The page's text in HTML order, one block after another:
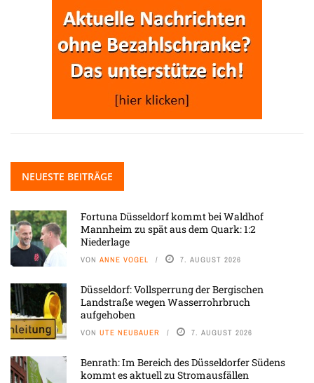
NEUESTE BEITRÄGE
Fortuna Düsseldorf kommt bei Waldhof
Mannheim zu spät aus dem Quark: 1:2
Niederlage
VON ANNE VOGEL 7. AUGUST 2026
Düsseldorf: Vollsperrung der Bergischen
Landstraße wegen Wasserrohrbruch
aufgehoben
VON UTE NEUBAUER 7. AUGUST 2026
Benrath: Im Bereich des Düsseldorfer Südens
kommt es aktuell zu Stromausfällen